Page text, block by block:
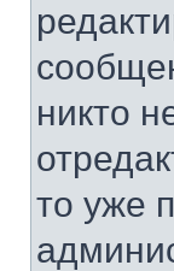
никто
то уже